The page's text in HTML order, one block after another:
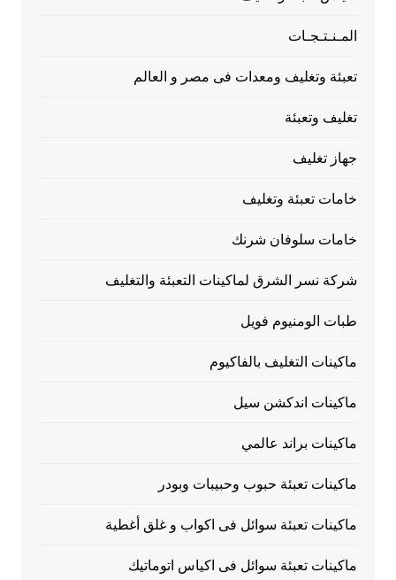
المـنـتـجـات
تعبئة وتغليف ومعدات فى مصر و العالم
تغليف وتعبئة
جهاز تغليف
خامات تعبئة وتغليف
خامات سلوفان شرنك
شركة نسر الشرق لماكينات التعبئة والتغليف
طبات الومنيوم فويل
ماكينات التغليف بالفاكيوم
ماكينات اندكشن سيل
ماكينات براند عالمي
ماكينات تعبئة حبوب وحبيبات وبودر
ماكينات تعبئة سوائل فى اكواب و غلق أغطية
ماكينات تعبئة سوائل فى اكياس اتوماتيك